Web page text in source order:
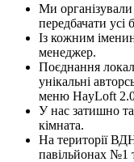
Ми організували
передбачати усі
Із кожним
менеджер.
Поєднання
унікальні
меню HayLoft
У нас затишно та
кімната.
На території
павільйонах №1